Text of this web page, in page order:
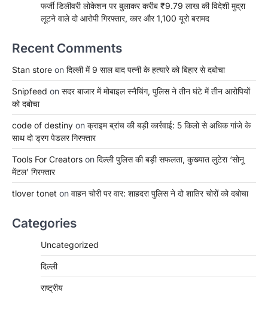
फर्जी डिलीवरी लोकेशन पर बुलाकर करीब ₹9.79 लाख की विदेशी मुद्रा
लूटने वाले दो आरोपी गिरफ्तार, कार और 1,100 यूरो बरामद
Recent Comments
Stan store on दिल्ली में 9 साल बाद पत्नी के हत्यारे को बिहार से दबोचा
Snipfeed on सदर बाजार में मोबाइल स्नैचिंग, पुलिस ने तीन घंटे में तीन आरोपियों
को दबोचा
code of destiny on क्राइम ब्रांच की बड़ी कार्रवाई: 5 किलो से अधिक गांजे के
साथ दो ड्रग पेडलर गिरफ्तार
Tools For Creators on दिल्ली पुलिस की बड़ी सफलता, कुख्यात लुटेरा ‘सोनू
मेंटल’ गिरफ्तार
tlover tonet on वाहन चोरी पर वार: शाहदरा पुलिस ने दो शातिर चोरों को दबोचा
Categories
Uncategorized
दिल्ली
राष्ट्रीय